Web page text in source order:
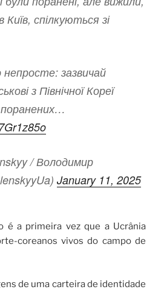
Київ, спілкуються зі
зазвичай
з Північної Кореї
/ Володимир
January 11, 2025
é a primeira vez que a Ucrânia
coreanos vivos do campo de
de uma carteira de identidade